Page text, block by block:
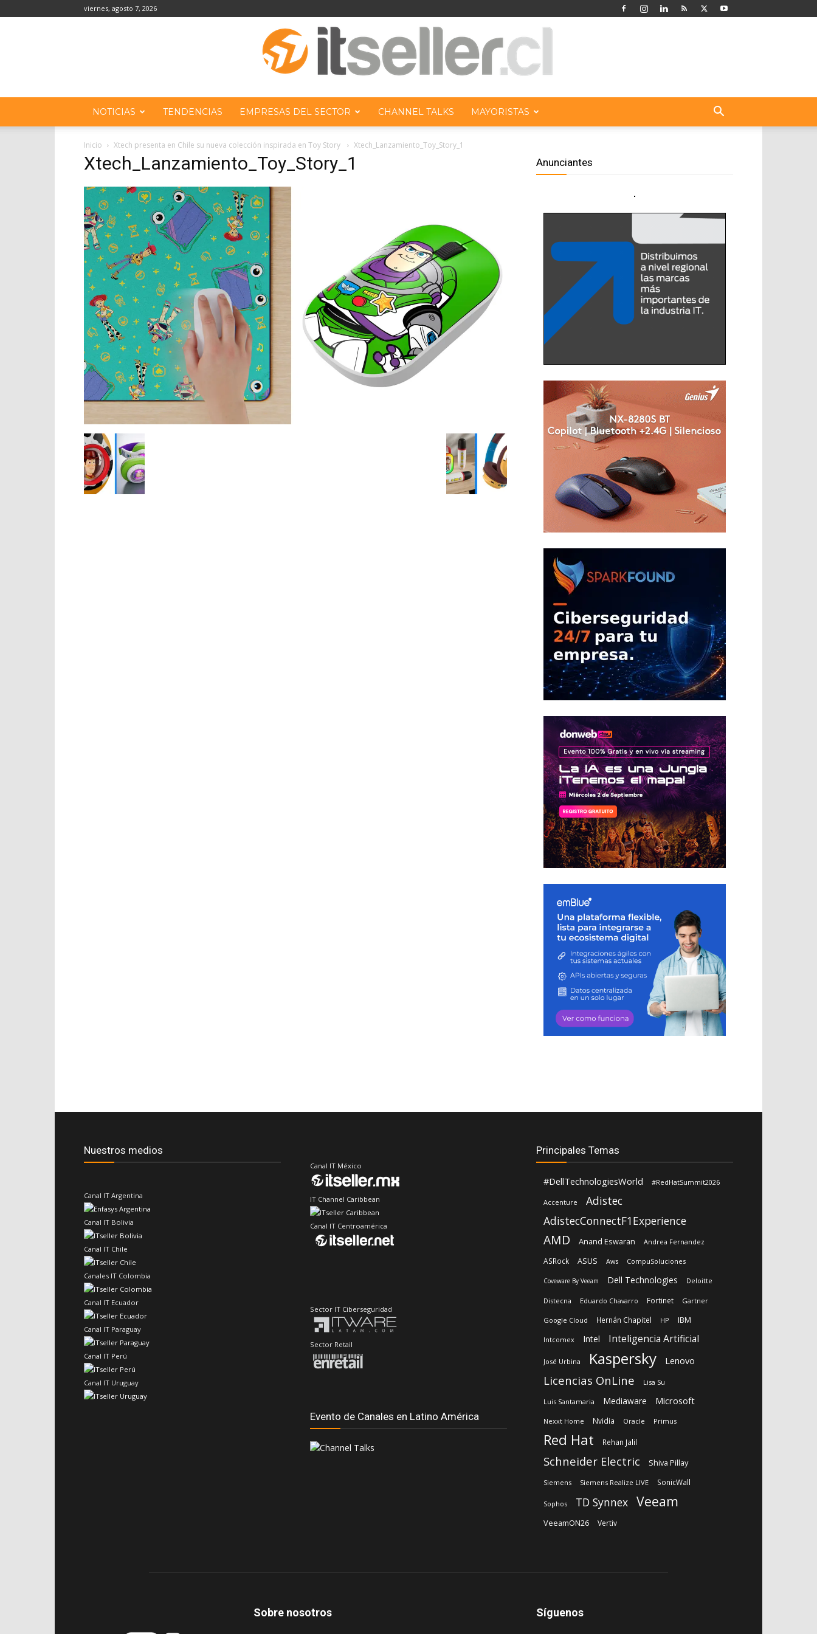
viernes, agosto 7, 2026
NOTICIAS TENDENCIAS EMPRESAS DEL SECTOR CHANNEL TALKS MAYORISTAS
Inicio Xtech presenta en Chile su nueva colección inspirada en Toy Story Xtech_Lanzamiento_Toy_Story_1
Xtech_Lanzamiento_Toy_Story_1 Anunciantes
Nuestros medios
Canal IT Argentina
Canal IT Bolivia
Canal IT Chile
Canales IT Colombia
Canal IT Ecuador
Canal IT Paraguay
Canal IT Perú
Canal IT Uruguay
Canal IT México
IT Channel Caribbean
Canal IT Centroamérica
Sector IT Ciberseguridad
Sector Retail
Evento de Canales en Latino América
Principales Temas
#DellTechnologiesWorld #RedHatSummit2026
Accenture
Adistec
AdistecConnectF1Experience
AMD Anand Eswaran Andrea Fernandez
ASRock ASUS Aws CompuSoluciones
Coveware By Veeam Dell Technologies Deloitte
Distecna Eduardo Chavarro Fortinet Gartner
Google Cloud Hernán Chapitel HP IBM
Intcomex Intel Inteligencia Artificial
José Urbina Kaspersky Lenovo
Licencias OnLine Lisa Su
Luis Santamaria Mediaware Microsoft
Nexxt Home Nvidia Oracle Primus
Red Hat Rehan Jalil
Schneider Electric Shiva Pillay
Siemens Siemens Realize LIVE SonicWall
Sophos TD Synnex Veeam
VeeamON26 Vertiv
Sobre nosotros Síguenos